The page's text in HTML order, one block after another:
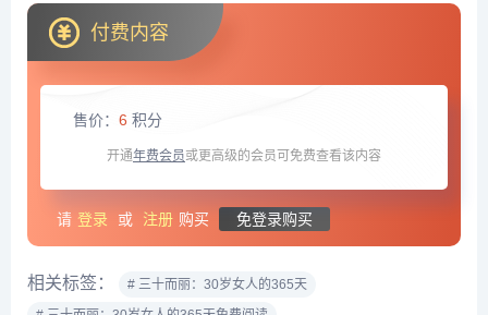
付费内容
售价： 6 积分
开通年费会员或更高级的会员可免费查看该内容
请 登录 或 注册 购买 免登录购买
相关标签：
# 三十而丽：30岁女人的365天